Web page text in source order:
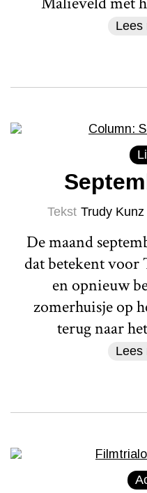
Lees
Tekst Trudy Kunz
De maand
dat betekent voor
en opnieuw
zomerhuisje op
terug naar
Lees